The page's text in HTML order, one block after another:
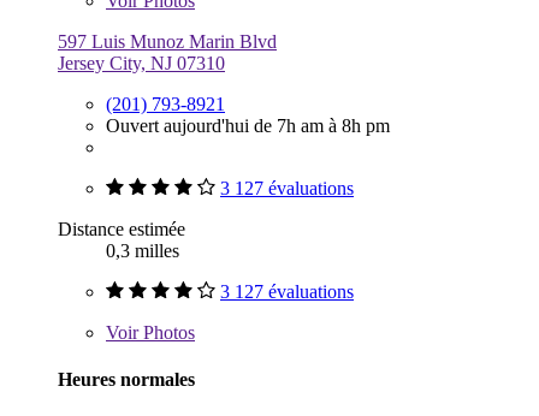
597 Luis Munoz Marin Blvd
Jersey City, NJ 07310
(201) 793-8921
Ouvert aujourd'hui de 7h am à 8h pm
3 127 évaluations
Distance estimée
0,3 milles
3 127 évaluations
VoirPhotos
Heures normales